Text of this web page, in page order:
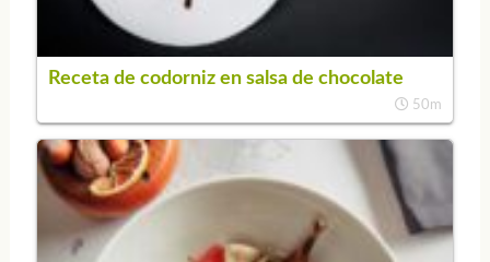
Receta de codorniz en salsa de chocolate
50m